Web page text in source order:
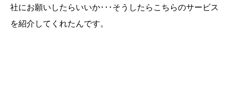
社にお願いしたらいいか･･･そうしたらこちらのサービス
を紹介してくれたんです。